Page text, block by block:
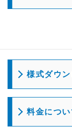
様式ダウ
料金につい